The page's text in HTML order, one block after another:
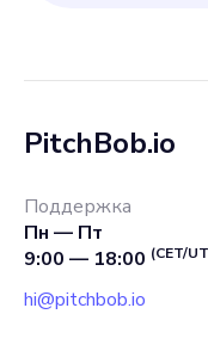
PitchBob.io
Поддержка
Пн — Пт
9:00 — 18:00 (CET/
hi@pitchbob.io